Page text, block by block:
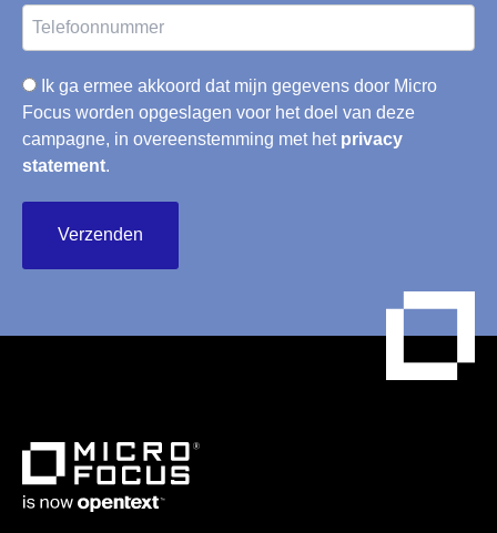
Ik ga ermee akkoord dat mijn gegevens door Micro
Focus worden opgeslagen voor het doel van deze
campagne, in overeenstemming met het privacy
statement.
Verzenden